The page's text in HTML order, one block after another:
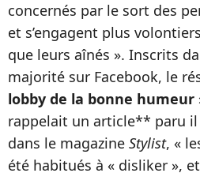
concernés par le sort des
et s’engagent plus
que leurs aînés ». Inscrits
majorité sur Facebook, le
lobby de la bonne humeur
rappelait un article** paru il
dans le magazine Stylist, «
été habitués à « disliker »,